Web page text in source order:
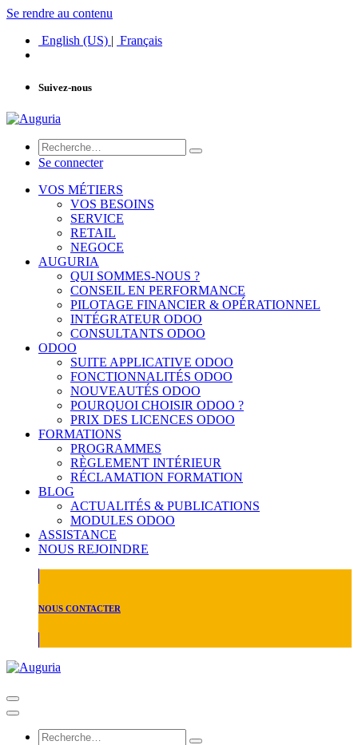
Se rendre au contenu
English (US) | Français
Suivez-nous
Se connecter
VOS MÉTIERS
VOS BESOINS
SERVICE
RETAIL
NEGOCE
AUGURIA
QUI SOMMES-NOUS ?
CONSEIL EN PERFORMANCE
PILOTAGE FINANCIER & OPÉRATIONNEL
INTÉGRATEUR ODOO
CONSULTANTS ODOO
ODOO
SUITE APPLICATIVE ODOO
FONCTIONNALITÉS ODOO
NOUVEAUTÉS ODOO
POURQUOI CHOISIR ODOO ?
PRIX DES LICENCES ODOO
FORMATIONS
PROGRAMMES
RÈGLEMENT INTÉRIEUR
RÉCLAMATION FORMATION
BLOG
ACTUALITÉS & PUBLICATIONS
MODULES ODOO
ASSISTANCE
NOUS REJOINDRE
NOUS CONTACTER